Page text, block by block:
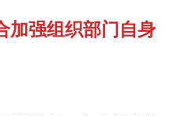
加强组织部门自身